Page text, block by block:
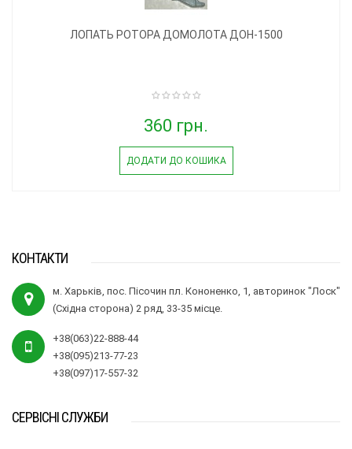
ЛОПАТЬ РОТОРА ДОМОЛОТА ДОН-1500
360 грн.
ДОДАТИ ДО КОШИКА
КОНТАКТИ
м. Харьків, пос. Пісочин пл. Кононенко, 1, авторинок "Лоск"
(Східна сторона) 2 ряд, 33-35 місце.
+38(063)22-888-44
+38(095)213-77-23
+38(097)17-557-32
СЕРВІСНІ СЛУЖБИ